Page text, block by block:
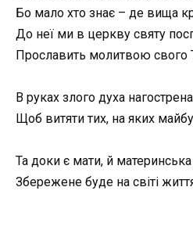
Бо мало хто знає – де вища
До неї ми в церкву святу
Прославить молитвою свого
В руках злого духа
Щоб витяти тих, на яких
Та доки є мати, й
Збережене буде на світі